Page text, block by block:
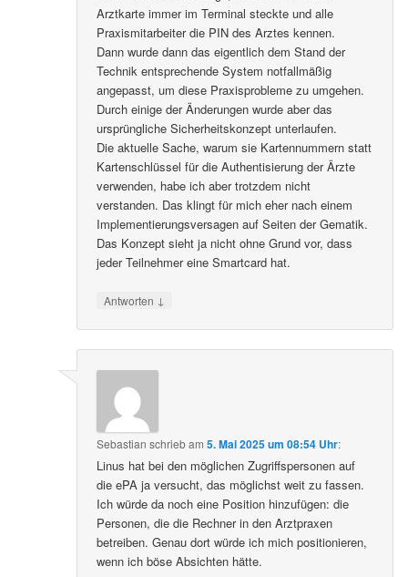
Arztkarte immer im Terminal steckte und alle
Praxismitarbeiter die PIN des Arztes kennen.
Dann wurde dann das eigentlich dem Stand der
Technik entsprechende System notfallmäßig
angepasst, um diese Praxisprobleme zu umgehen.
Durch einige der Änderungen wurde aber das
ursprüngliche Sicherheitskonzept unterlaufen.
Die aktuelle Sache, warum sie Kartennummern statt
Kartenschlüssel für die Authentisierung der Ärzte
verwenden, habe ich aber trotzdem nicht
verstanden. Das klingt für mich eher nach einem
Implementierungsversagen auf Seiten der Gematik.
Das Konzept sieht ja nicht ohne Grund vor, dass
jeder Teilnehmer eine Smartcard hat.
Antworten ↓
Sebastian schriebam5. Mai 2025 um 08:54 Uhr:
Linus hat bei den möglichen Zugriffspersonen auf
die ePA ja versucht, das möglichst weit zu fassen.
Ich würde da noch eine Position hinzufügen: die
Personen, die die Rechner in den Arztpraxen
betreiben. Genau dort würde ich mich positionieren,
wenn ich böse Absichten hätte.